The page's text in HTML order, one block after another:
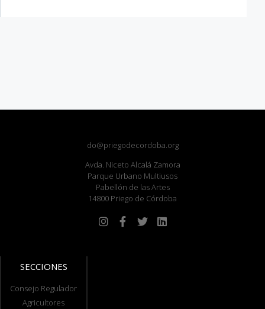
do@priegodecordoba.org
Avda. Niceto Alcalá Zamora
Parque Urbano Multiusos
Pabellón de las Artes
14800 Priego de Córdoba
SECCIONES
Consejo Regulador
Agricultores